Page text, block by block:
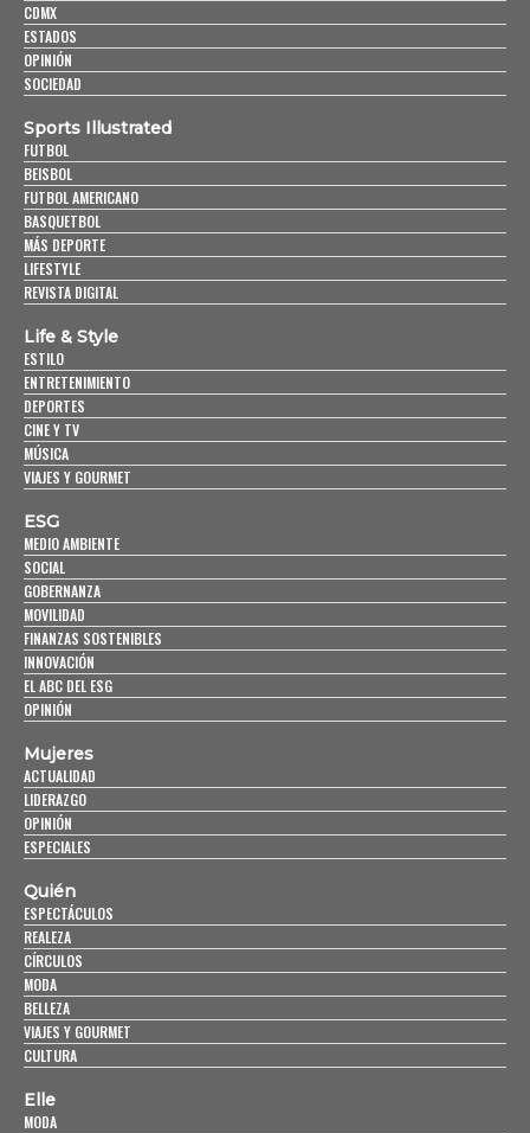
CDMX
ESTADOS
OPINIÓN
SOCIEDAD
Sports Illustrated
FUTBOL
BEISBOL
FUTBOL AMERICANO
BASQUETBOL
MÁS DEPORTE
LIFESTYLE
REVISTA DIGITAL
Life & Style
ESTILO
ENTRETENIMIENTO
DEPORTES
CINE Y TV
MÚSICA
VIAJES Y GOURMET
ESG
MEDIO AMBIENTE
SOCIAL
GOBERNANZA
MOVILIDAD
FINANZAS SOSTENIBLES
INNOVACIÓN
EL ABC DEL ESG
OPINIÓN
Mujeres
ACTUALIDAD
LIDERAZGO
OPINIÓN
ESPECIALES
Quién
ESPECTÁCULOS
REALEZA
CÍRCULOS
MODA
BELLEZA
VIAJES Y GOURMET
CULTURA
Elle
MODA